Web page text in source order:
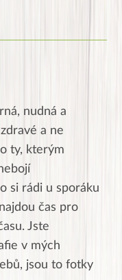
nudná a
a ne
ty, kterým
si rádi u sporáku
čas pro
Jste
v mých
jsou to fotky